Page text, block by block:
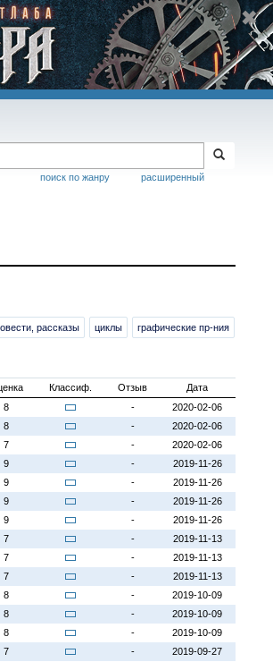
расширенный
поиск по жанру
рассказы циклы графические пр-ния
Классиф. Отзыв
Дата
8 -
2020-02-06
8 -
2020-02-06
7 -
2020-02-06
9 -
2019-11-26
9 -
2019-11-26
9 -
2019-11-26
9 -
2019-11-26
7 -
2019-11-13
7 -
2019-11-13
7 -
2019-11-13
8 -
2019-10-09
8 -
2019-10-09
8 -
2019-10-09
7 -
2019-09-27